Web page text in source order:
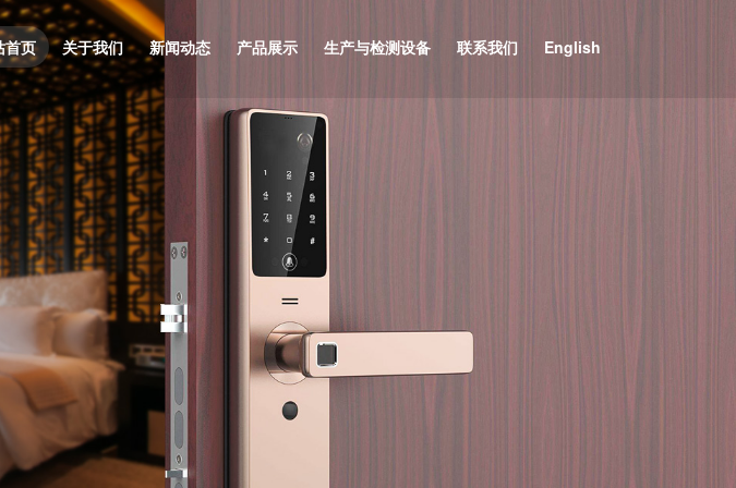
首页 关于我们 新闻动态 产品展示 生产与检测设备 联系我们 English